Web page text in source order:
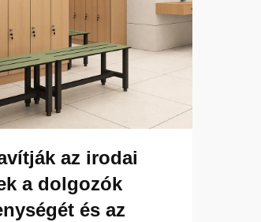
az irodai
a dolgozók
és az